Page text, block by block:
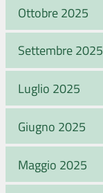
Ottobre 2025
Settembre 2025
Luglio 2025
Giugno 2025
Maggio 2025